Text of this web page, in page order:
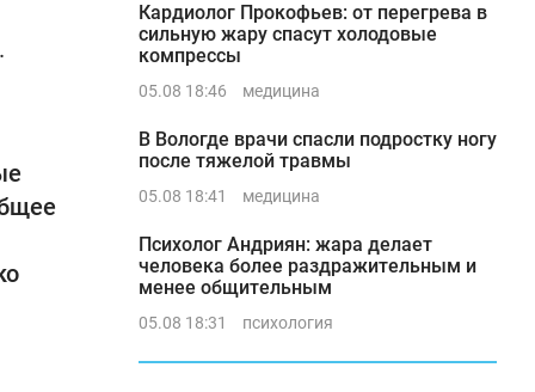
Кардиолог Прокофьев: от перегрева в
сильную жару спасут холодовые
компрессы
05.08 18:46 медицина
В Вологде врачи спасли подростку ногу
после тяжелой травмы
05.08 18:41 медицина
Психолог Андриян: жара делает
человека более раздражительным и
менее общительным
05.08 18:31 психология